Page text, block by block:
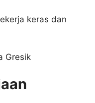
keras dan
Gresik